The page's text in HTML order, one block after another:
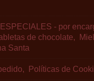
- por
de chocolate Miel
Santa
Políticas de